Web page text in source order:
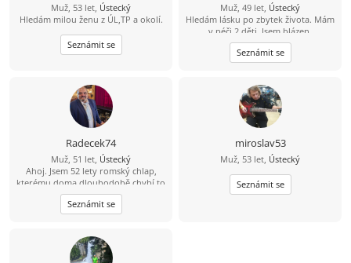
Muž, 53 let, Ústecký
Hledám milou ženu z ÚL,TP a okolí.
Seznámit se
Muž, 49 let, Ústecký
Hledám lásku po zbytek života. Mám
v péči 2 děti. Jsem blázen.
Seznámit se
Radecek74
Muž, 51 let, Ústecký
Ahoj. Jsem 52 lety romský chlap,
kterému doma dlouhodobě chybí to
nejdůležitější – obyčejné lidské
objetí, opora, porozumění a
intimita. Na nic si nehraju a nechci
rovinu, jak to je. Hledám normální a
upřímnou ženu na diskrétní, ale
Seznámit se
miroslav53
Muž, 53 let, Ústecký
Seznámit se